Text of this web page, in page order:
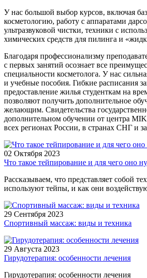
У нас большой выбор курсов, включая
косметологию, работу с аппаратами
ультразвуковой чистки, техники с
химических средств для пилинга и
Благодаря профессионализму
с первых занятий осознает все
специальности косметолога. У нас
и учебные пособия. Гибкие расписания
предоставление жилья студенткам на
позволяют получить дополнительное
желающим. Свидетельства
дополнительном обучении от центра
всех регионах России, в странах СНГ и
02 Октября 2023
Что такое тейпирование и для чего оно
Рассказываем, что представляет собой
используют тейпы, и как они
29 Сентября 2023
Спортивный массаж: виды и техника
29 Августа 2023
Гирудотерапия: особенности лечения
Гирудотерапия: особенности лечения